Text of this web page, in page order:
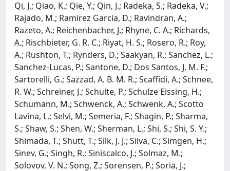
Qi, J.; Qiao, K.; Qie, Y.; Qin, J.; Radeka, S.; Radeka, V.;
Rajado, M.; Ramirez Garcia, D.; Ravindran, A.;
Razeto, A.; Reichenbacher, J.; Rhyne, C. A.; Richards,
A.; Rischbieter, G. R. C.; Riyat, H. S.; Rosero, R.; Roy,
A.; Rushton, T.; Rynders, D.; Saakyan, R.; Sanchez, L.;
Sanchez-Lucas, P.; Santone, D.; Dos Santos, J. M. F.;
Sartorelli, G.; Sazzad, A. B. M. R.; Scaffidi, A.; Schnee,
R. W.; Schreiner, J.; Schulte, P.; Schulze Eissing, H.;
Schumann, M.; Schwenck, A.; Schwenk, A.; Scotto
Lavina, L.; Selvi, M.; Semeria, F.; Shagin, P.; Sharma,
S.; Shaw, S.; Shen, W.; Sherman, L.; Shi, S.; Shi, S. Y.;
Shimada, T.; Shutt, T.; Silk, J. J.; Silva, C.; Simgen, H.;
Sinev, G.; Singh, R.; Siniscalco, J.; Solmaz, M.;
Solovov, V. N.; Song, Z.; Sorensen, P.; Soria, J.;